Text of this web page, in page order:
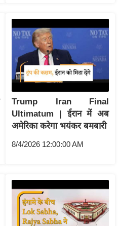
Trump Iran Final
Ultimatum | ईरान में अब
अमेरिका करेगा भयंकर बमबारी
8/4/2026 12:00:00 AM